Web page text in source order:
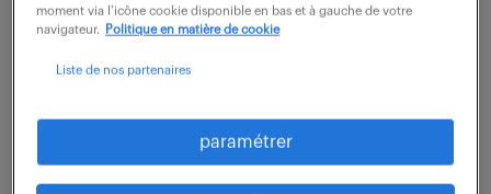
architecte de la règle ». Votre mission sera de
traduire...
voir l'offre
moment via l’icône cookie disponible en bas et à gauche de votre
navigateur.
Politique en matière de cookie
Liste de nos partenaires
paramétrer